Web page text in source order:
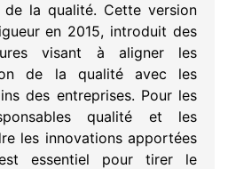
la qualité. Cette version
en 2015, introduit des
visant à aligner les
de la qualité avec les
des entreprises. Pour les
qualité et les
les innovations apportées
essentiel pour tirer le